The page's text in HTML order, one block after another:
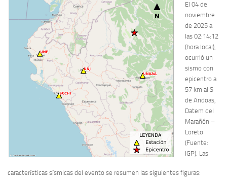
El 04 de
noviembre
de 2025 a
las 02:14:12
(hora local),
ocurrió un
sismo con
epicentro a
57 km al S
de Andoas,
Datem del
Marañón –
Loreto
(Fuente:
IGP). Las
características sísmicas del evento se resumen las siguientes figuras: